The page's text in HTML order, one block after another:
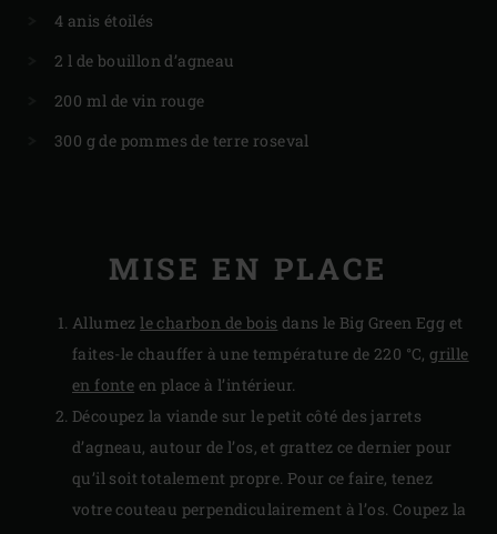
4 anis étoilés
2 l de bouillon d’agneau
200 ml de vin rouge
300 g de pommes de terre roseval
MISE EN PLACE
Allumezle charbon de bois dans le Big Green Egg et
faites-le chauffer à une température de 220 °C,grille
en fonte en place à l’intérieur.
Découpez la viande sur le petit côté des jarrets
d’agneau, autour de l’os, et grattez ce dernier pour
qu’il soit totalement propre. Pour ce faire, tenez
votre couteau perpendiculairement à l’os. Coupez la